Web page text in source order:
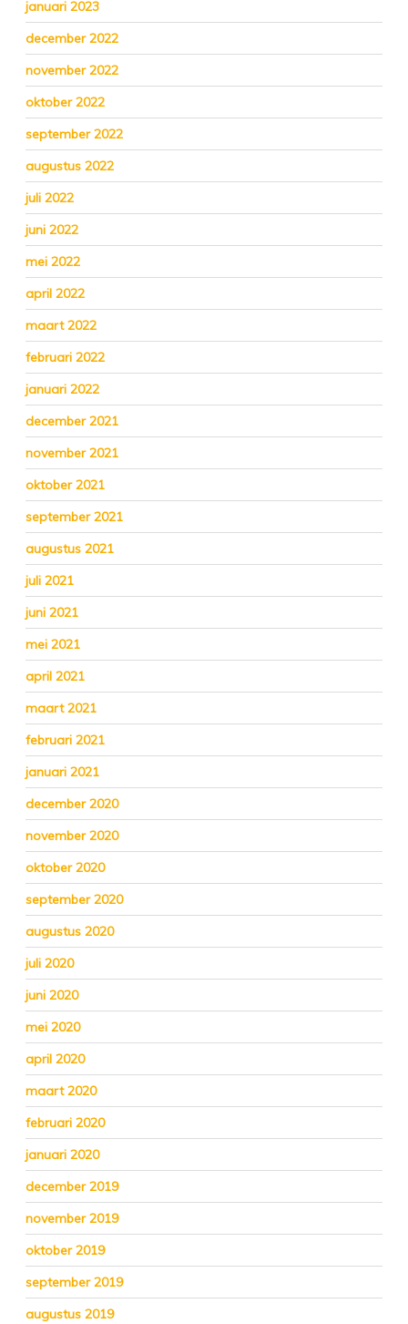
januari 2023
december 2022
november 2022
oktober 2022
september 2022
augustus 2022
juli 2022
juni 2022
mei 2022
april 2022
maart 2022
februari 2022
januari 2022
december 2021
november 2021
oktober 2021
september 2021
augustus 2021
juli 2021
juni 2021
mei 2021
april 2021
maart 2021
februari 2021
januari 2021
december 2020
november 2020
oktober 2020
september 2020
augustus 2020
juli 2020
juni 2020
mei 2020
april 2020
maart 2020
februari 2020
januari 2020
december 2019
november 2019
oktober 2019
september 2019
augustus 2019